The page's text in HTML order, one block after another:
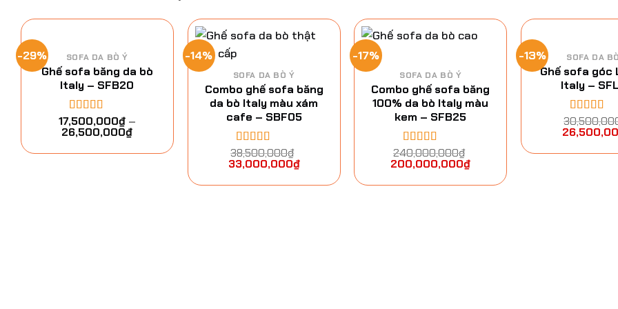
-29% SOFA DA BÒ Ý
Ghế sofa băng da bò
Italy – SFB20
Được xếp
hạng5.005
17,500,000₫–
26,500,000₫
-14%
SOFA DA BÒ Ý
Combo ghế sofa băng
da bò Italy màu xám
cafe – SBF05
Được xếp
hạng5.005
38,500,000₫
33,000,000₫
-17%
SOFA DA BÒ Ý
Combo ghế sofa băng
100% da bò Italy màu
kem – SFB25
Được xếp
hạng5.005
240,000,000₫
200,000,000₫
-13% SOFA DA
Ghế sofa góc
Italy –
Được xếp
hạng5.00